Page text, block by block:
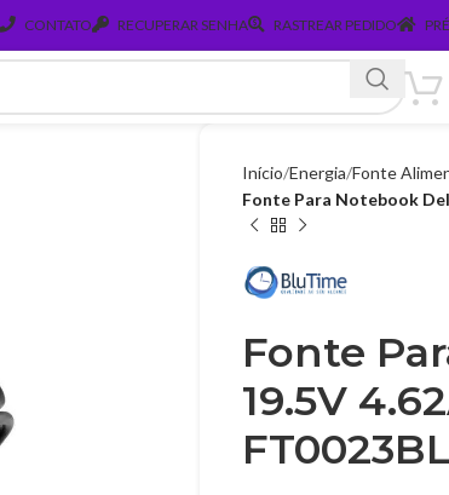
CONTATO RECUPERAR SENHA RASTREAR PEDIDO
Início Energia Fonte
Fonte Para Notebook
Fonte
19.5V